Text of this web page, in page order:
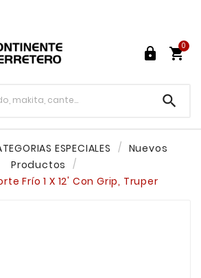
 
0

ESPECIALES
Nuevos
Productos
Frío 1 X 12' Con Grip, Truper